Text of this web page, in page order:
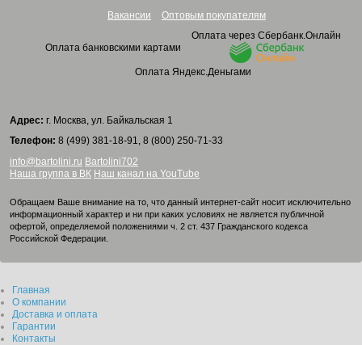
Вакансии
Оптовым покупателям
Оплата банковскими картами
Оплата через Сбербанк.Онлайн
Оплата Яндекс.Деньгами
Адрес: г. Москва, ул. Байкальская 1
Телефон: 8 (499) 381-18-91, 8 (800) 250-71-33
info@bartolini.ru Bartolini702
Наша группа в ВК Наш канал на YouTube
Обращаем Ваше внимание на то, что данный интернет-сайт носит исключительно
информационный характер и ни при каких условиях не является публичной
офертой, определяемой положениями ч. 2 ст. 437 Гражданского кодекса
Российской Федерации.
Главная
О компании
Доставка и оплата
Гарантии
Контакты